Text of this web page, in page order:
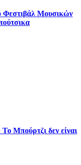
Φεστιβάλ Μουσικών
Μπούρτζι δεν είναι